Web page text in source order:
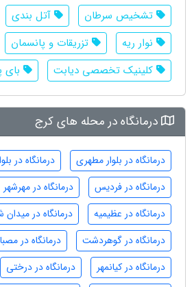
تشخیص سرطان
آتل بندی
نوار ریه
تزریقات و پانسمان
کلینیک تخصصی دیابت
درمانگاه در محله های کرج
درمانگاه در بلوار مطهری
درمانگاه در
درمانگاه در فردیس
درمانگاه در مهرشهر
درمانگاه در عظیمیه
درمانگاه در میدان
درمانگاه در گوهردشت
درمانگاه در
درمانگاه در کیانمهر
درمانگاه در درختی